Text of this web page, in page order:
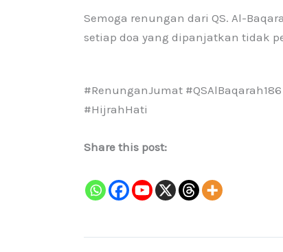
Semoga renungan dari QS. Al-
setiap doa yang dipanjatkan tidak
#RenunganJumat
#HijrahHati
Share this post: